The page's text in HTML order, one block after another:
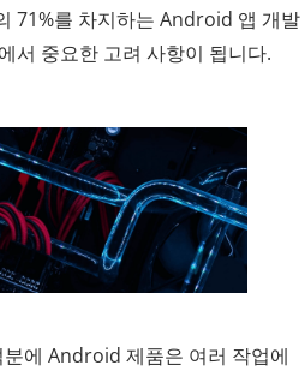
71%를 차지하는 Android 앱 개발
서 중요한 고려 사항이 됩니다.
에 Android 제품은 여러 작업에